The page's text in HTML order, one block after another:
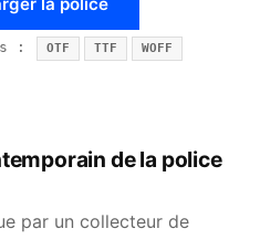
: OTF TTF WOFF
de la police
par un collecteur de